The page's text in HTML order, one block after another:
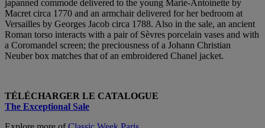
japanned commode delivered to the young Marie-Antoinette by
Macret circa 1770 and an armchair delivered for her bedroom at
Versailles by Georges Jacob circa 1788. Also in the sale, an ancient
Roman torso interacts with a pair of Sèvres porcelain vases and with
a Coromandel screen; the preciousness of a Johann Christian
Neuber box matches that of an embroidered Chanel jacket.
TÉLÉCHARGER LE CATALOGUE
The Exceptional Sale